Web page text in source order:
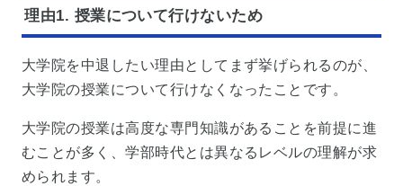
理由1. 授業について行けないため
大学院を中退したい理由としてまず挙げられるのが、
大学院の授業について行けなくなったことです。
大学院の授業は高度な専門知識があることを前提に進
むことが多く、学部時代とは異なるレベルの理解が求
められます。